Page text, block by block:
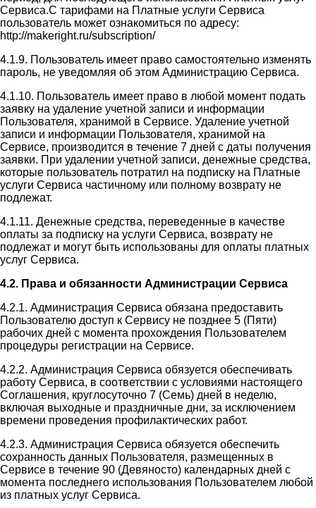
Сервиса.С тарифами на Платные услуги Сервиса
пользователь может ознакомиться по адресу:
http://makeright.ru/subscription/
4.1.9. Пользователь имеет право самостоятельно изменять
пароль, не уведомляя об этом Администрацию Сервиса.
4.1.10. Пользователь имеет право в любой момент подать
заявку на удаление учетной записи и информации
Пользователя, хранимой в Сервисе. Удаление учетной
записи и информации Пользователя, хранимой на
Сервисе, производится в течение 7 дней с даты получения
заявки. При удалении учетной записи, денежные средства,
которые пользователь потратил на подписку на Платные
услуги Сервиса частичному или полному возврату не
подлежат.
4.1.11. Денежные средства, переведенные в качестве
оплаты за подписку на услуги Сервиса, возврату не
подлежат и могут быть использованы для оплаты платных
услуг Сервиса.
4.2. Права и обязанности Администрации Сервиса
4.2.1. Администрация Сервиса обязана предоставить
Пользователю доступ к Сервису не позднее 5 (Пяти)
рабочих дней с момента прохождения Пользователем
процедуры регистрации на Сервисе.
4.2.2. Администрация Сервиса обязуется обеспечивать
работу Сервиса, в соответствии с условиями настоящего
Соглашения, круглосуточно 7 (Семь) дней в неделю,
включая выходные и праздничные дни, за исключением
времени проведения профилактических работ.
4.2.3. Администрация Сервиса обязуется обеспечить
сохранность данных Пользователя, размещенных в
Сервисе в течение 90 (Девяносто) календарных дней с
момента последнего использования Пользователем любой
из платных услуг Сервиса.